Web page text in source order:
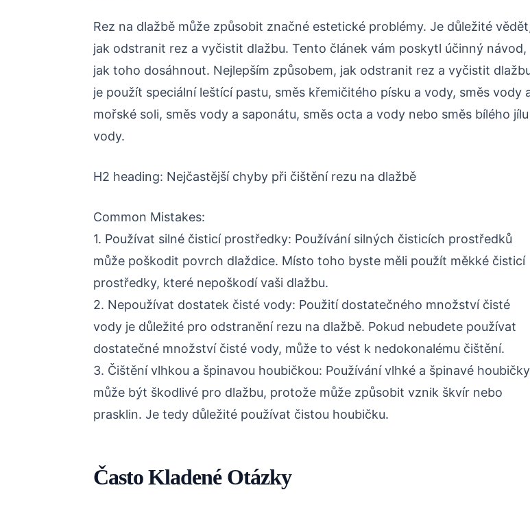
Rez na dlažbě může způsobit značné estetické problémy. Je důležité
jak odstranit rez a vyčistit dlažbu. Tento článek vám poskytl účinný návod,
jak toho dosáhnout. Nejlepším způsobem, jak odstranit rez a vyčistit
je použít speciální leštící pastu, směs křemičitého písku a vody, směs vody
mořské soli, směs vody a saponátu, směs octa a vody nebo směs bílého jílu
vody.
H2 heading: Nejčastější chyby při čištění rezu na dlažbě
Common Mistakes:
1. Používat silné čisticí prostředky: Používání silných čisticích prostředků
může poškodit povrch dlaždice. Místo toho byste měli použít měkké čisticí
prostředky, které nepoškodí vaši dlažbu.
2. Nepoužívat dostatek čisté vody: Použití dostatečného množství čisté
vody je důležité pro odstranění rezu na dlažbě. Pokud nebudete používat
dostatečné množství čisté vody, může to vést k nedokonalému čištění.
3. Čištění vlhkou a špinavou houbičkou: Používání vlhké a špinavé houbičky
může být škodlivé pro dlažbu, protože může způsobit vznik škvír nebo
prasklin. Je tedy důležité používat čistou houbičku.
Často Kladené Otázky